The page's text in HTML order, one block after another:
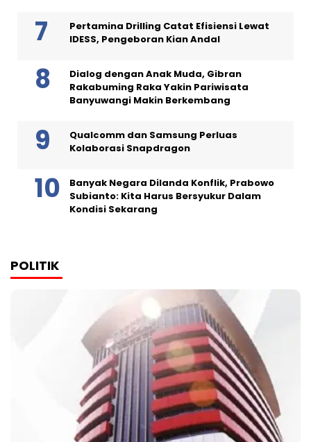
Pertamina Drilling Catat Efisiensi Lewat
IDESS, Pengeboran Kian Andal
Dialog dengan Anak Muda, Gibran
Rakabuming Raka Yakin Pariwisata
Banyuwangi Makin Berkembang
Qualcomm dan Samsung Perluas
Kolaborasi Snapdragon
Banyak Negara Dilanda Konflik, Prabowo
Subianto: Kita Harus Bersyukur Dalam
Kondisi Sekarang
POLITIK